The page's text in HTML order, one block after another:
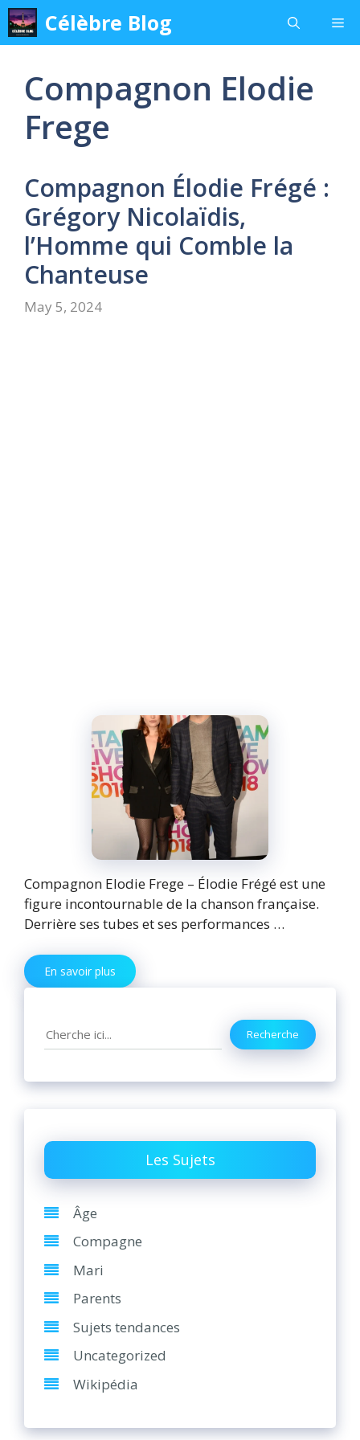
Skip
to
content
Célèbre Blog
Compagnon Elodie
Frege
Compagnon Élodie Frégé :
Grégory Nicolaïdis,
l’Homme qui Comble la
Chanteuse
May 5, 2024
Compagnon Elodie Frege – Élodie Frégé est une
figure incontournable de la chanson française.
Derrière ses tubes et ses performances …
En savoir plus
Search Recherche
Les Sujets
Âge
Compagne
Mari
Parents
Sujets tendances
Uncategorized
Wikipédia